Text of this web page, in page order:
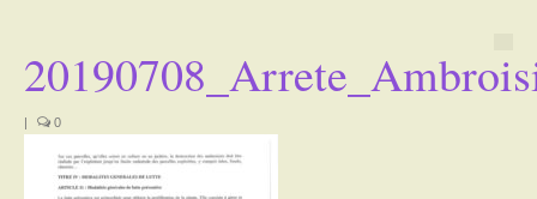
La Mairie
Le village
Tourisme
| 0